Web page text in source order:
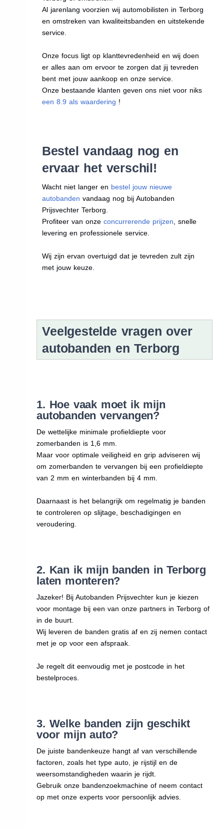
Al jarenlang voorzien wij automobilisten in Terborg
en omstreken van kwaliteitsbanden en uitstekende
service.
Onze focus ligt op klanttevredenheid en wij doen
er alles aan om ervoor te zorgen dat jij tevreden
bent met jouw aankoop en onze service.
Onze bestaande klanten geven ons niet voor niks
een 8.9 als waardering !
Bestel vandaag nog en
ervaar het verschil!
Wacht niet langer en bestel jouw nieuwe
autobanden vandaag nog bij Autobanden
Prijsvechter Terborg.
Profiteer van onze concurrerende prijzen , snelle
levering en professionele service.
Wij zijn ervan overtuigd dat je tevreden zult zijn
met jouw keuze.
Veelgestelde vragen over
autobanden en Terborg
1. Hoe vaak moet ik mijn
autobanden vervangen?
De wettelijke minimale profieldiepte voor
zomerbanden is 1,6 mm.
Maar voor optimale veiligheid en grip adviseren wij
om zomerbanden te vervangen bij een profieldiepte
van 2 mm en winterbanden bij 4 mm.
Daarnaast is het belangrijk om regelmatig je banden
te controleren op slijtage, beschadigingen en
veroudering.
2. Kan ik mijn banden in Terborg
laten monteren?
Jazeker! Bij Autobanden Prijsvechter kun je kiezen
voor montage bij een van onze partners in Terborg of
in de buurt.
Wij leveren de banden gratis af en zij nemen contact
met je op voor een afspraak.
Je regelt dit eenvoudig met je postcode in het
bestelproces.
3. Welke banden zijn geschikt
voor mijn auto?
De juiste bandenkeuze hangt af van verschillende
factoren, zoals het type auto, je rijstijl en de
weersomstandigheden waarin je rijdt.
Gebruik onze bandenzoekmachine of neem contact
op met onze experts voor persoonlijk advies.